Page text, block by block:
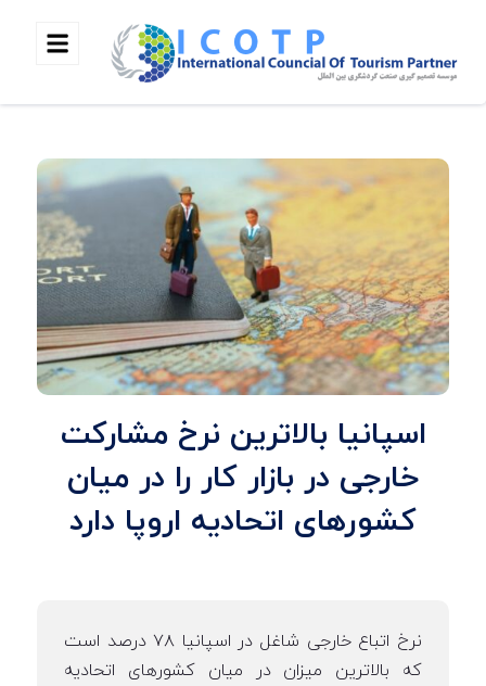
اسپانیا بالاترین نرخ مشارکت
خارجی در بازار کار را در میان
کشورهای اتحادیه اروپا دارد
نرخ اتباع خارجی شاغل در اسپانیا ۷۸ درصد است
که بالاترین میزان در میان کشورهای اتحادیه